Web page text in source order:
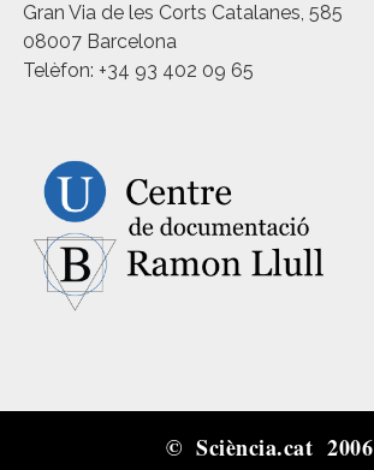
Gran Via de les Corts Catalanes, 585
08007 Barcelona
Telèfon: +34 93 402 09 65
© Sciència.cat 2006